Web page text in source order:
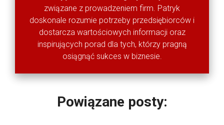
związane z prowadzeniem firm. Patryk
doskonale rozumie potrzeby przedsiębiorców i
dostarcza wartościowych informacji oraz
inspirujących porad dla tych, którzy pragną
osiągnąć sukces w biznesie.
Powiązane posty: